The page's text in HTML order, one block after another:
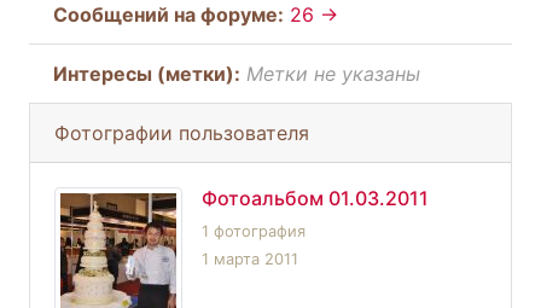
Cообщений на форуме: 26 →
Интересы (метки): Метки не указаны
Фотографии пользователя
Фотоальбом 01.03.2011
1 фотография
1 марта 2011